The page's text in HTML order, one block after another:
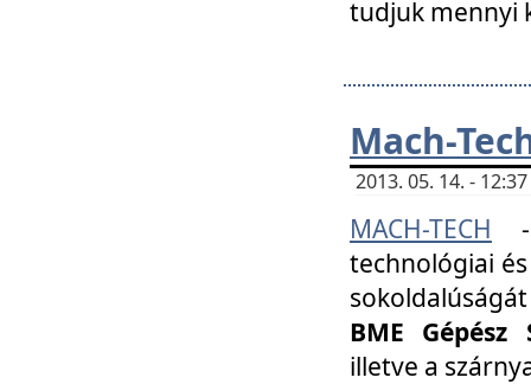
tudjuk mennyi
Mach-
2013. 05. 14. -
MACH-TECH
technológiai
BME
illetve a